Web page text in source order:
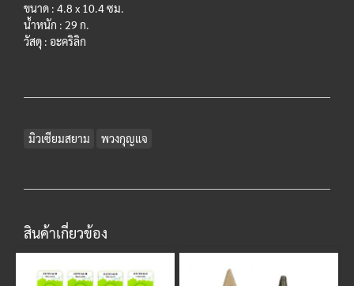
ขนาด : 4.8 x 10.4 ซม.
น้ำหนัก : 29 ก.
วัสดุ : อะคริลิก
มิวเซียมสยาม พวงกุญแจ
สินค้าเกี่ยวข้อง